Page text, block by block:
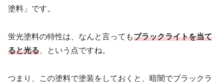
塗料」です。
蛍光塗料の特性は、なんと言ってもブラックライトを当て
ると光る 、という点ですね。
つまり、この塗料で塗装をしておくと、暗闇でブラックラ